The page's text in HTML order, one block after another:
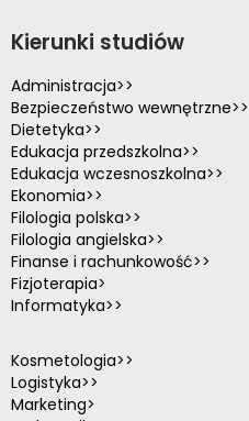
Kierunki studiów
Administracja>>
Bezpieczeństwo wewnętrzne>>
Dietetyka>>
Edukacja przedszkolna>>
Edukacja wczesnoszkolna>>
Ekonomia>>
Filologia polska>>
Filologia angielska>>
Finanse i rachunkowość>>
Fizjoterapia>
Informatyka>>
Kosmetologia>>
Logistyka>>
Marketing>